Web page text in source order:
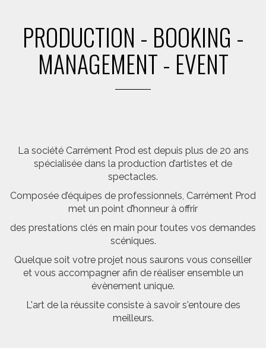
PRODUCTION - BOOKING -
MANAGEMENT - EVENT
La société Carrément Prod est depuis plus de 20 ans
spécialisée dans la production d’artistes et de
spectacles.
Composée d’équipes de professionnels, Carrément Prod
met un point d’honneur à offrir
des prestations clés en main pour toutes vos demandes
scéniques.
Quelque soit votre projet nous saurons vous conseiller
et vous accompagner afin de réaliser ensemble un
évènement unique.
L'art de la réussite consiste à savoir s'entoure des
meilleurs.